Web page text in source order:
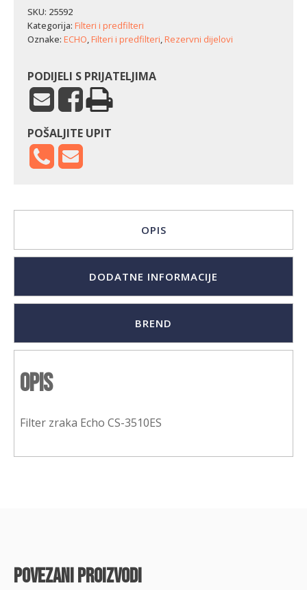
SKU: 25592
Kategorija: Filteri i predfilteri
Oznake: ECHO,Filteri i predfilteri,Rezervni dijelovi
PODIJELI S PRIJATELJIMA
POŠALJITE UPIT
OPIS
DODATNE INFORMACIJE
BREND
Opis
Filter zraka Echo CS-3510ES
povezani proizvodi